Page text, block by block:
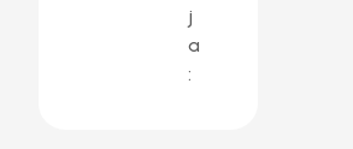
j
a
: